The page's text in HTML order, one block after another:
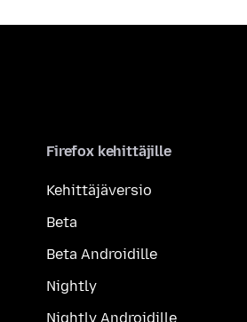
Firefox kehittäjille
Kehittäjäversio
Beta
Beta Androidille
Nightly
Nightly Androidille